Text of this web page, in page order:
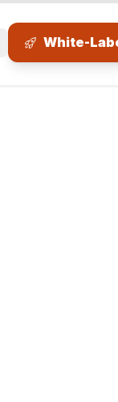
White-